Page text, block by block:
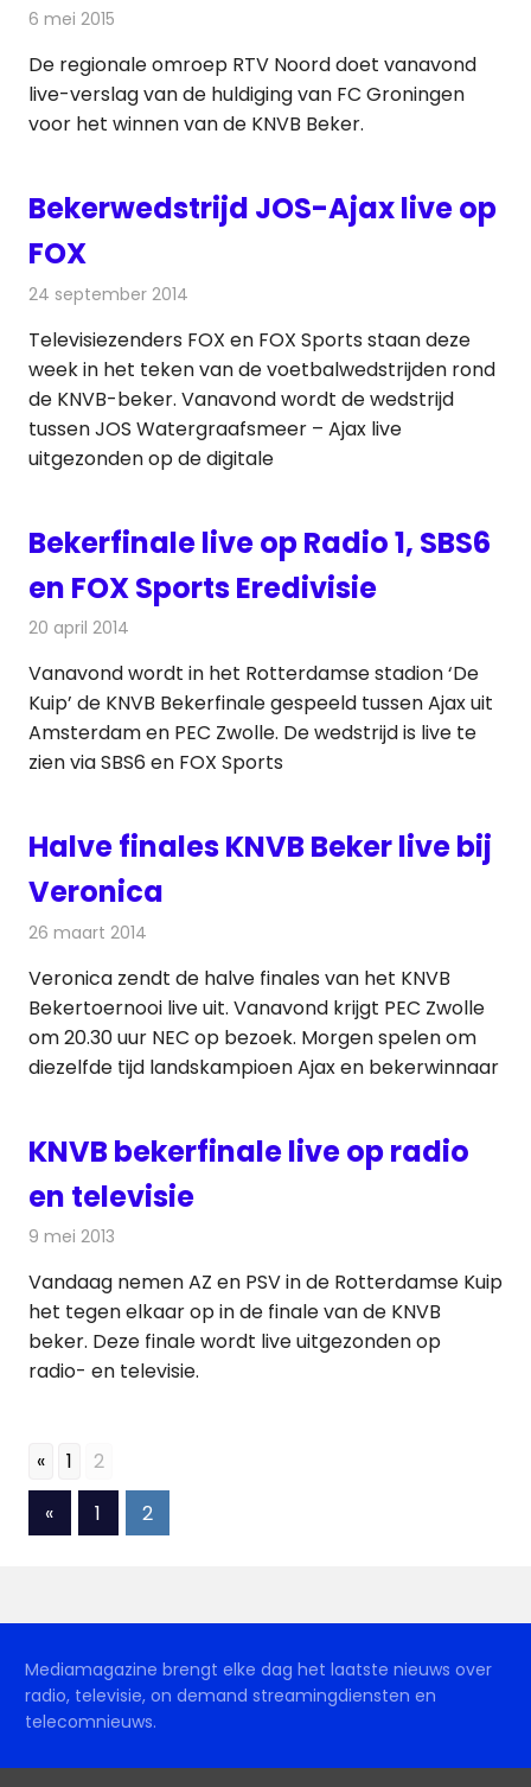
6 mei 2015
De regionale omroep RTV Noord doet vanavond
live-verslag van de huldiging van FC Groningen
voor het winnen van de KNVB Beker.
Bekerwedstrijd JOS-Ajax live op
FOX
24 september 2014
Televisiezenders FOX en FOX Sports staan deze
week in het teken van de voetbalwedstrijden rond
de KNVB-beker. Vanavond wordt de wedstrijd
tussen JOS Watergraafsmeer – Ajax live
uitgezonden op de digitale
Bekerfinale live op Radio 1, SBS6
en FOX Sports Eredivisie
20 april 2014
Vanavond wordt in het Rotterdamse stadion ‘De
Kuip’ de KNVB Bekerfinale gespeeld tussen Ajax uit
Amsterdam en PEC Zwolle. De wedstrijd is live te
zien via SBS6 en FOX Sports
Halve finales KNVB Beker live bij
Veronica
26 maart 2014
Veronica zendt de halve finales van het KNVB
Bekertoernooi live uit. Vanavond krijgt PEC Zwolle
om 20.30 uur NEC op bezoek. Morgen spelen om
diezelfde tijd landskampioen Ajax en bekerwinnaar
KNVB bekerfinale live op radio
en televisie
9 mei 2013
Vandaag nemen AZ en PSV in de Rotterdamse Kuip
het tegen elkaar op in de finale van de KNVB
beker. Deze finale wordt live uitgezonden op
radio- en televisie.
« 1 2
Berichten
«Vorige
berichten
1 2
Mediamagazine brengt elke dag het laatste nieuws over
radio, televisie, on demand streamingdiensten en
telecomnieuws.